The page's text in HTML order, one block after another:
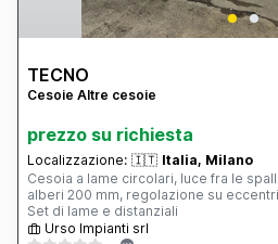
TECNO
Cesoie Altre cesoie
prezzo su richiesta
Localizzazione: 🇮🇹 Italia, Milano
Cesoia a lame circolari, luce fra le
alberi 200 mm, regolazione su
Set di lame e distanziali
Urso Impianti srl